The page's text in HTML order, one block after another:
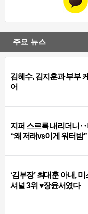
주요 뉴스
김혜수, 김지훈과 부부
어
지퍼 스르륵 내리더니‥
“왜 저래vs이게 워터밤
‘김부장’ 최대훈 아내,
셔널 3위 ♥장윤서였다